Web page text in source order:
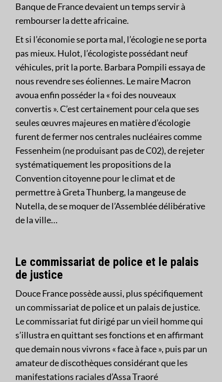
Banque de France devaient un temps servir à
rembourser la dette africaine.
Et si l’économie se porta mal, l’écologie ne se porta
pas mieux. Hulot, l’écologiste possédant neuf
véhicules, prit la porte. Barbara Pompili essaya de
nous revendre ses éoliennes. Le maire Macron
avoua enfin posséder la « foi des nouveaux
convertis ». C’est certainement pour cela que ses
seules œuvres majeures en matière d’écologie
furent de fermer nos centrales nucléaires comme
Fessenheim (ne produisant pas de C02), de rejeter
systématiquement les propositions de la
Convention citoyenne pour le climat et de
permettre à Greta Thunberg, la mangeuse de
Nutella, de se moquer de l’Assemblée délibérative
de la ville…
Le commissariat de police et le palais
de justice
Douce France possède aussi, plus spécifiquement
un commissariat de police et un palais de justice.
Le commissariat fut dirigé par un vieil homme qui
s’illustra en quittant ses fonctions et en affirmant
que demain nous vivrons « face à face », puis par un
amateur de discothèques considérant que les
manifestations raciales d’Assa Traoré